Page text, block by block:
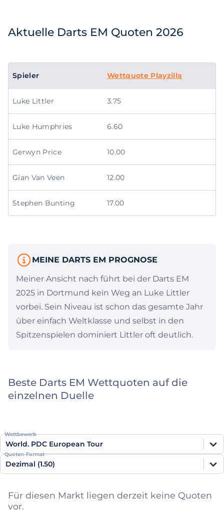
Aktuelle Darts EM Quoten 2026
Spieler Wettquote Playzilla
Luke Littler 3.75
Luke Humphries 6.60
Gerwyn Price 10.00
Gian Van Veen 12.00
Stephen Bunting 17.00
MEINE DARTS EM PROGNOSE
Meiner Ansicht nach führt bei der Darts EM
2025 in Dortmund kein Weg an Luke Littler
vorbei. Sein Niveau ist schon das gesamte Jahr
über einfach Weltklasse und selbst in den
Spitzenspielen dominiert Littler oft deutlich.
Beste Darts EM Wettquoten auf die
einzelnen Duelle
Wettbewerb
World. PDC European Tour
Quoten-Format
Dezimal (1.50)
Für diesen Markt liegen derzeit keine Quoten
vor.